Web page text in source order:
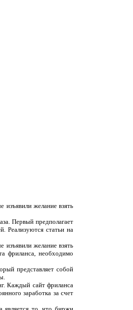
изъявили желание взять
Первый предполагает
Реализуются статьи на
изъявили желание взять
фриланса, необходимо
представляет собой
Каждый сайт фриланса
заработка за счет